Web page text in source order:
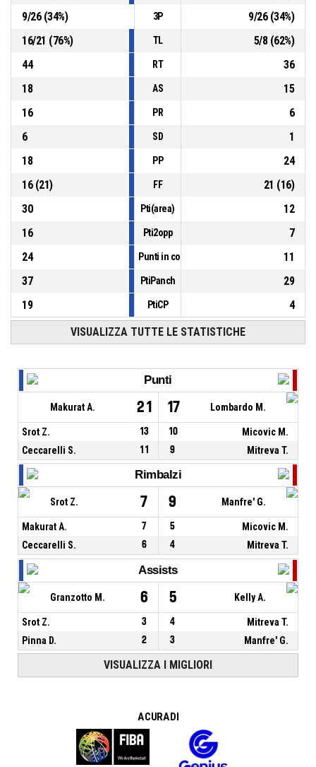
P4
00:48
, BASKETBALL_ACTION_3PT_JUMPSHOT
sbagliato
, Fallo subito
9/26(34%) 3P 9/26(34%)
16/21 (76%) TL 5/8(62%)
44
RT
36
18
AS
15
16
PR
6
6
SD
1
18
PP
24
16(21) FF 21 (16)
30
Pti(area)
12
16
Pti2opp
7
24
Punti in contropiede
11
37
PtiPanch
29
19
PtiCP 4
VISUALIZZA TUTTE LE STATISTICHE
Punti
Makurat A. 21 17 Lombardo M.
Srot Z. 13 10
Micovic M.
Ceccarelli S.
11 9 Mitreva T.
Rimbalzi
Srot Z. 7 9 Manfre' G.
Makurat A. 7 5
Micovic M.
Ceccarelli S.
6 4 Mitreva T.
Assists
Granzotto M. 6 5 Kelly A.
Srot Z. 3 4
Mitreva T.
Pinna D.
2 3 Manfre' G.
VISUALIZZA I MIGLIORI
A CURA DI